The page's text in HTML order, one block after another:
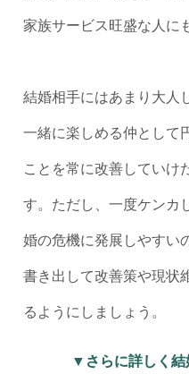
家族サービス旺盛な人に
結婚相手にはあまり大人
一緒に楽しめる仲として
ことを常に改善していけ
す。ただし、一度ケンカ
婚の危機に発展しやすい
書き出して改善策や現状
るようにしましょう。
▼さらに詳しく